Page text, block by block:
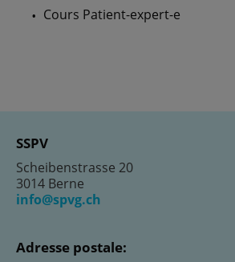
Cours Patient-expert-e
SSPV
Scheibenstrasse 20
3014 Berne
info@spvg.ch
Adresse postale: